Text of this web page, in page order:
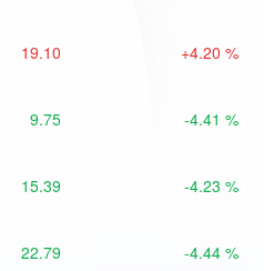
19.10 +4.20 %
9.75 -4.41 %
15.39 -4.23 %
22.79 -4.44 %